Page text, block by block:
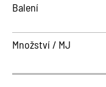
Balení
Množství / MJ